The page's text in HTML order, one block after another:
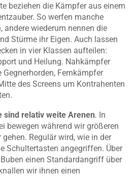
beziehen die Kämpfer aus einem
So werfen manche
andere wiederum nennen die
Stürme ihr Eigen. Auch lassen
in vier Klassen aufteilen:
und Heilung. Nahkämpfer
Fernkämpfer
des Screens um Kontrahenten
sind relativ weite Arenen. In
bewegen während wir größeren
Regulär wird, wie in der
Schultertasten angegriffen. Über
einen Standardangriff über
wir ihnen einen